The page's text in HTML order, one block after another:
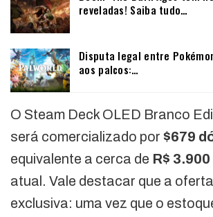
reveladas! Saiba tudo…
Disputa legal entre
aos palcos:…
O Steam Deck OLED Branco
será comercializado por $679
equivalente a cerca de R$ 3.900
atual. Vale destacar que a
exclusiva: uma vez que o